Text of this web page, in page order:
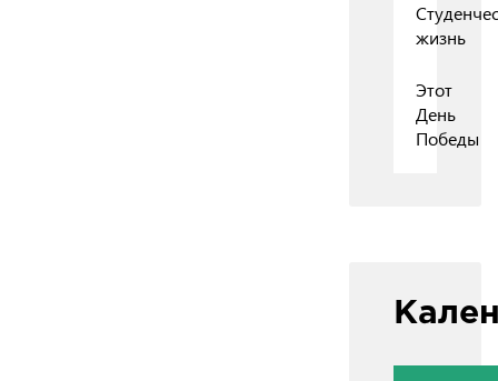
жизнь
Этот
День
Победы